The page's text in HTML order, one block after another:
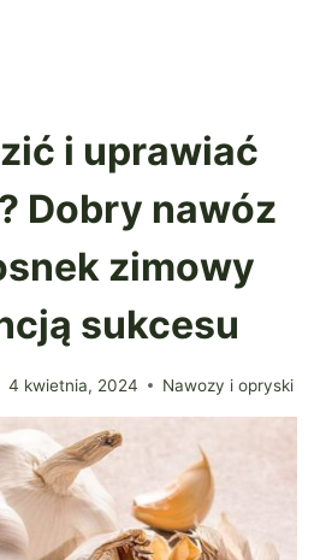
i uprawiać
Dobry nawóz
zimowy
sukcesu
4 kwietnia, 2024 Nawozy i opryski